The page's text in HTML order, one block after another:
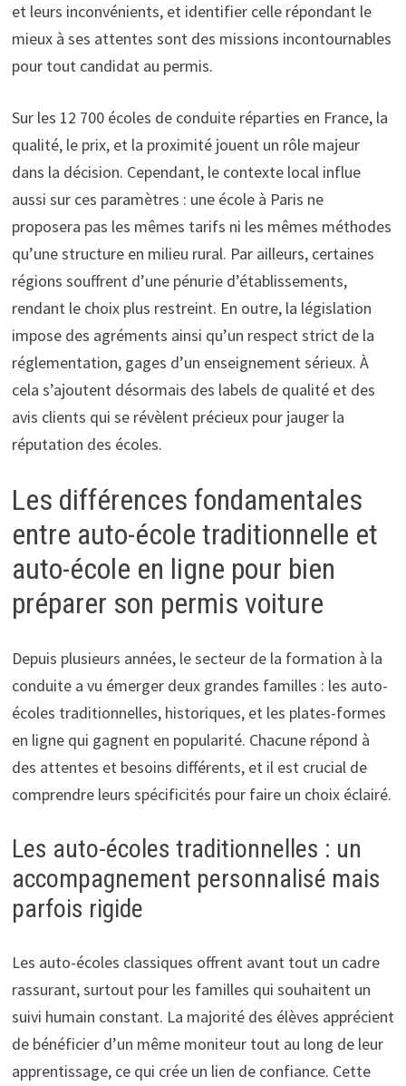
et leurs inconvénients, et identifier celle répondant le
mieux à ses attentes sont des missions incontournables
pour tout candidat au permis.
Sur les 12 700 écoles de conduite réparties en France, la
qualité, le prix, et la proximité jouent un rôle majeur
dans la décision. Cependant, le contexte local influe
aussi sur ces paramètres : une école à Paris ne
proposera pas les mêmes tarifs ni les mêmes méthodes
qu’une structure en milieu rural. Par ailleurs, certaines
régions souffrent d’une pénurie d’établissements,
rendant le choix plus restreint. En outre, la législation
impose des agréments ainsi qu’un respect strict de la
réglementation, gages d’un enseignement sérieux. À
cela s’ajoutent désormais des labels de qualité et des
avis clients qui se révèlent précieux pour jauger la
réputation des écoles.
Les différences fondamentales
entre auto-école traditionnelle et
auto-école en ligne pour bien
préparer son permis voiture
Depuis plusieurs années, le secteur de la formation à la
conduite a vu émerger deux grandes familles : les auto-
écoles traditionnelles, historiques, et les plates-formes
en ligne qui gagnent en popularité. Chacune répond à
des attentes et besoins différents, et il est crucial de
comprendre leurs spécificités pour faire un choix éclairé.
Les auto-écoles traditionnelles : un
accompagnement personnalisé mais
parfois rigide
Les auto-écoles classiques offrent avant tout un cadre
rassurant, surtout pour les familles qui souhaitent un
suivi humain constant. La majorité des élèves apprécient
de bénéficier d’un même moniteur tout au long de leur
apprentissage, ce qui crée un lien de confiance. Cette